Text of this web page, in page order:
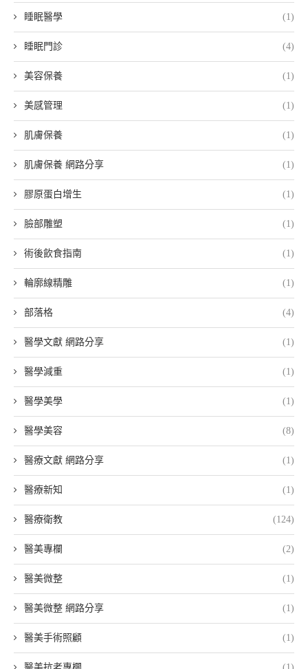
睡眠醫學 (1)
睡眠門診 (4)
美容保養 (1)
美感管理 (1)
肌膚保養 (1)
肌膚保養 網路分享 (1)
膠原蛋白增生 (1)
臉部雕塑 (1)
術後飲食指南 (1)
輪廓線精雕 (1)
部落格 (4)
醫學文獻 網路分享 (1)
醫學減重 (1)
醫學美學 (1)
醫學美容 (8)
醫療文獻 網路分享 (1)
醫療新知 (1)
醫療衛教 (124)
醫美專欄 (2)
醫美微整 (1)
醫美微整 網路分享 (1)
醫美手術照顧 (1)